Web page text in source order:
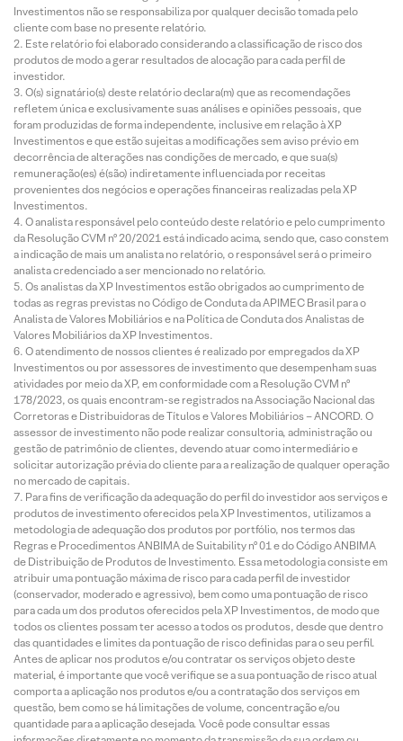
Investimentos não se responsabiliza por qualquer decisão tomada pelo
cliente com base no presente relatório.
Este relatório foi elaborado considerando a classificação de risco dos
produtos de modo a gerar resultados de alocação para cada perfil de
investidor.
O(s) signatário(s) deste relatório declara(m) que as recomendações
refletem única e exclusivamente suas análises e opiniões pessoais, que
foram produzidas de forma independente, inclusive em relação à XP
Investimentos e que estão sujeitas a modificações sem aviso prévio em
decorrência de alterações nas condições de mercado, e que sua(s)
remuneração(es) é(são) indiretamente influenciada por receitas
provenientes dos negócios e operações financeiras realizadas pela XP
Investimentos.
O analista responsável pelo conteúdo deste relatório e pelo cumprimento
da Resolução CVM nº 20/2021 está indicado acima, sendo que, caso constem
a indicação de mais um analista no relatório, o responsável será o primeiro
analista credenciado a ser mencionado no relatório.
Os analistas da XP Investimentos estão obrigados ao cumprimento de
todas as regras previstas no Código de Conduta da APIMEC Brasil para o
Analista de Valores Mobiliários e na Política de Conduta dos Analistas de
Valores Mobiliários da XP Investimentos.
O atendimento de nossos clientes é realizado por empregados da XP
Investimentos ou por assessores de investimento que desempenham suas
atividades por meio da XP, em conformidade com a Resolução CVM nº
178/2023, os quais encontram-se registrados na Associação Nacional das
Corretoras e Distribuidoras de Títulos e Valores Mobiliários – ANCORD. O
assessor de investimento não pode realizar consultoria, administração ou
gestão de patrimônio de clientes, devendo atuar como intermediário e
solicitar autorização prévia do cliente para a realização de qualquer operação
no mercado de capitais.
Para fins de verificação da adequação do perfil do investidor aos serviços e
produtos de investimento oferecidos pela XP Investimentos, utilizamos a
metodologia de adequação dos produtos por portfólio, nos termos das
Regras e Procedimentos ANBIMA de Suitability nº 01 e do Código ANBIMA
de Distribuição de Produtos de Investimento. Essa metodologia consiste em
atribuir uma pontuação máxima de risco para cada perfil de investidor
(conservador, moderado e agressivo), bem como uma pontuação de risco
para cada um dos produtos oferecidos pela XP Investimentos, de modo que
todos os clientes possam ter acesso a todos os produtos, desde que dentro
das quantidades e limites da pontuação de risco definidas para o seu perfil.
Antes de aplicar nos produtos e/ou contratar os serviços objeto deste
material, é importante que você verifique se a sua pontuação de risco atual
comporta a aplicação nos produtos e/ou a contratação dos serviços em
questão, bem como se há limitações de volume, concentração e/ou
quantidade para a aplicação desejada. Você pode consultar essas